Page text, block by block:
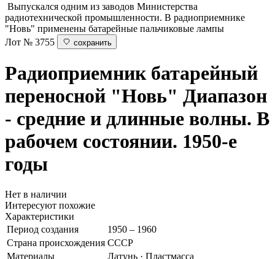
Выпускался одним из заводов Министерства
радиотехнической промышленности. В радиоприемнике
"Новь" применены батарейные пальчиковые лампы
Лот № 3755
сохранить
Радиоприемник батарейный
переносной "Новь" Диапазон
- средние и длинные волны. В
рабочем состоянии. 1950-е
годы
Нет в наличии
Интересуют похожие
Характеристики
Период создания
1950 – 1960
Страна происхождения СССР
Материалы
Латунь · Пластмасса